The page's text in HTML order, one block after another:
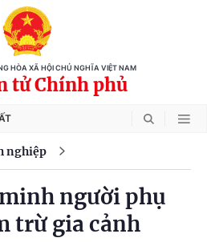
HÒA XÃ HỘI CHỦ NGHĨA VIỆT NAM
tử Chính phủ
nghiệp
người phụ
trừ gia cảnh